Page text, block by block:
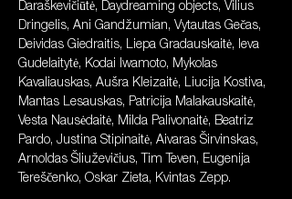
Daraškevičiūtė, Daydreaming objects, Vilius
Dringelis, Ani Gandžumian, Vytautas Gečas,
Deividas Giedraitis, Liepa Gradauskaitė, Ieva
Gudelaitytė, Kodai Iwamoto, Mykolas
Kavaliauskas, Aušra Kleizaitė, Liucija Kostiva,
Mantas Lesauskas, Patricija Malakauskaitė,
Vesta Nausėdaitė, Milda Palivonaitė, Beatriz
Pardo, Justina Stipinaitė, Aivaras Širvinskas,
Arnoldas Šliuževičius, Tim Teven, Eugenija
Tereščenko, Oskar Zieta, Kvintas Zepp.